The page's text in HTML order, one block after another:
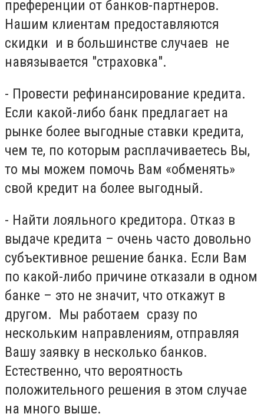
преференции от банков-партнеров.
Нашим клиентам предоставляются
скидки и в большинстве случаев не
навязывается "страховка".
- Провести рефинансирование кредита.
Если какой-либо банк предлагает на
рынке более выгодные ставки кредита,
чем те, по которым расплачиваетесь Вы,
то мы можем помочь Вам «обменять»
свой кредит на более выгодный.
- Найти лояльного кредитора. Отказ в
выдаче кредита – очень часто довольно
субъективное решение банка. Если Вам
по какой-либо причине отказали в одном
банке – это не значит, что откажут в
другом. Мы работаем сразу по
нескольким направлениям, отправляя
Вашу заявку в несколько банков.
Естественно, что вероятность
положительного решения в этом случае
на много выше.